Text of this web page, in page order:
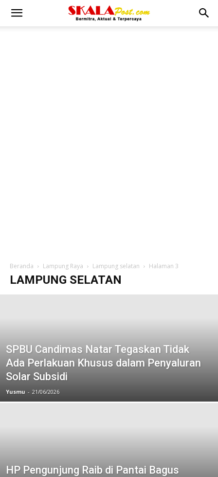
Beranda Lampung Raya Lampung selatan Halaman 3
LAMPUNG SELATAN
SPBU Candimas Natar Tegaskan Tidak
Ada Perlakuan Khusus dalam Penyaluran
Solar Subsidi
Yusmu - 21/06/2026
HP Pengunjung Raib di Pantai Bagus